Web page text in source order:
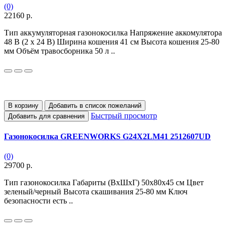
(0)
22160 р.
Тип аккумуляторная газонокосилка Напряжение аккомулятора
48 В (2 x 24 В) Ширина кошения 41 см Высота кошения 25-80
мм Объём травосборника 50 л ..
В корзину
Добавить в список пожеланий
Добавить для сравнения
Быстрый просмотр
Газонокосилка GREENWORKS G24X2LM41 2512607UD
(0)
29700 р.
Тип газонокосилка Габариты (ВхШхГ) 50х80х45 см Цвет
зеленый/черный Высота скашивания 25-80 мм Ключ
безопасности есть ..